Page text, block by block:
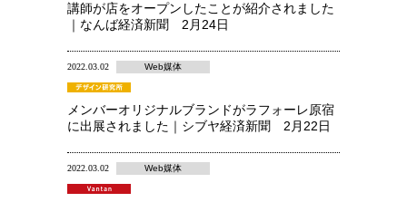
講師が店をオープンしたことが紹介されました
｜なんば経済新聞 2月24日
2022.03.02 Web媒体
メンバーオリジナルブランドがラフォーレ原宿
に出展されました｜シブヤ経済新聞 2月22日
2022.03.02 Web媒体